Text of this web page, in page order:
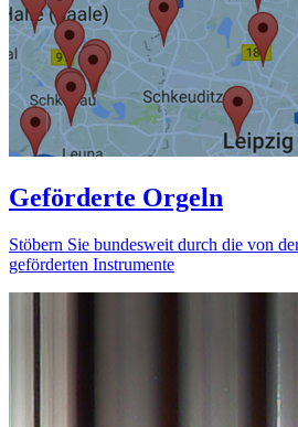
Geförderte Orgeln
Stöbern Sie bundesweit durch die von
geförderten Instrumente